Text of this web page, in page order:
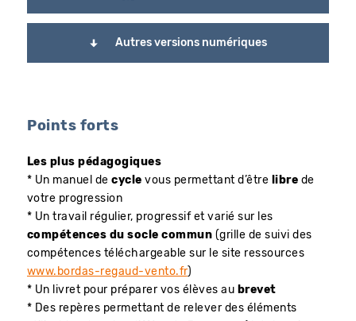
Autres versions numériques
Points forts
Les plus pédagogiques
* Un manuel decyclevous permettant d’être libre de
votre progression
* Un travail régulier, progressif et varié sur les
compétences du socle commun (grille de suivi des
compétences téléchargeable sur le site ressources
www.bordas-regaud-vento.fr)
* Un livret pour préparer vos élèves au brevet
* Des repères permettant de relever des éléments